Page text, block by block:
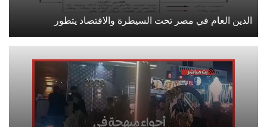
الدين العام في مصر تحت السيطرة والاقتصاد يتطور